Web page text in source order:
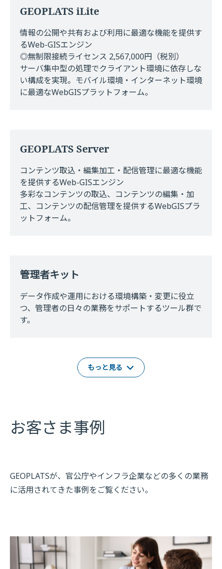
GEOPLATS iLite
情報の公開や共有および利用に最適な機能を提供す
るWeb-GISエンジン
◎無制限接続ライセンス 2,567,000円（税別）
サーバ集中型の処理でクライアント環境に依存しな
い構成を実現。モバイル環境・インターネット環境
に最適なWebGISプラットフォーム。
GEOPLATS Server
コンテンツ取込・編集加工・配信管理に最適な機能
を提供するWeb-GISエンジン
多彩なコンテンツの取込、コンテンツの編集・加
工、コンテンツの配信管理を提供するWebGISプラ
ットフォーム。
管理者キット
データ作成や運用における環境構築・変更に役立
つ、管理者の日々の業務をサポートするツール群で
す。
もっと見る
お客さま事例
GEOPLATSが、官公庁やインフラ企業などの多くの業務
に活用されてきた事例をご覧ください。